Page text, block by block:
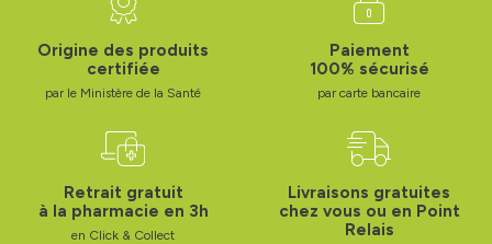
Origine des produits
certifiée
par le Ministère de la Santé
Paiement
100% sécurisé
par carte bancaire
Retrait gratuit
à la pharmacie en 3h
en Click & Collect
Livraisons gratuites
chez vous ou en Point
Relais